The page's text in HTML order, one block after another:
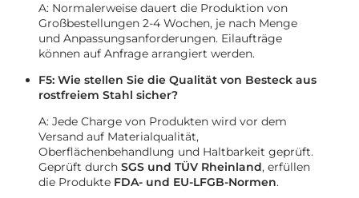
A: Normalerweise dauert die Produktion von
Großbestellungen 2-4 Wochen, je nach Menge
und Anpassungsanforderungen. Eilaufträge
können auf Anfrage arrangiert werden.
F5: Wie stellen Sie die Qualität von Besteck aus
rostfreiem Stahl sicher?
A: Jede Charge von Produkten wird vor dem
Versand auf Materialqualität,
Oberflächenbehandlung und Haltbarkeit geprüft.
Geprüft durch SGS und TÜV Rheinland, erfüllen
die Produkte FDA- und EU-LFGB-Normen.